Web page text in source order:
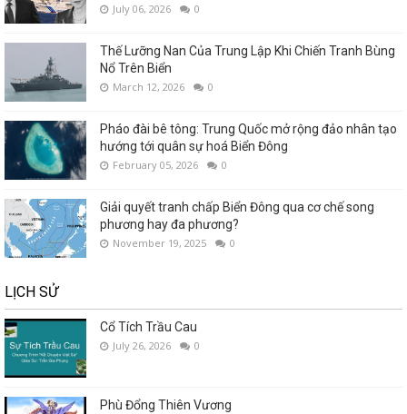
July 06, 2026 0
Thế Lưỡng Nan Của Trung Lập Khi Chiến Tranh Bùng
Nổ Trên Biển
March 12, 2026 0
Pháo đài bê tông: Trung Quốc mở rộng đảo nhân tạo
hướng tới quân sự hoá Biển Đông
February 05, 2026 0
Giải quyết tranh chấp Biển Đông qua cơ chế song
phương hay đa phương?
November 19, 2025 0
LỊCH SỬ
Cổ Tích Trầu Cau
July 26, 2026 0
Phù Đổng Thiên Vương